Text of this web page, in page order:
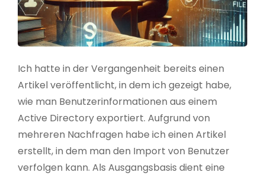
Ich hatte in der Vergangenheit bereits einen
Artikel veröffentlicht, in dem ich gezeigt habe,
wie man Benutzerinformationen aus einem
Active Directory exportiert. Aufgrund von
mehreren Nachfragen habe ich einen Artikel
erstellt, in dem man den Import von Benutzer
verfolgen kann. Als Ausgangsbasis dient eine